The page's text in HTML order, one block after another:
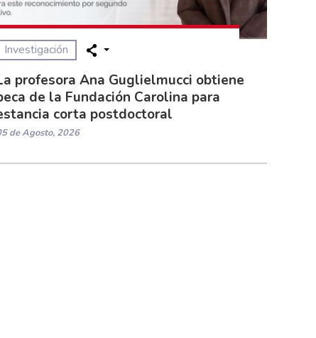
Investigación
profesora Ana Guglielmucci obtiene
de la Fundación Carolina para
corta postdoctoral
de Agosto, 2026